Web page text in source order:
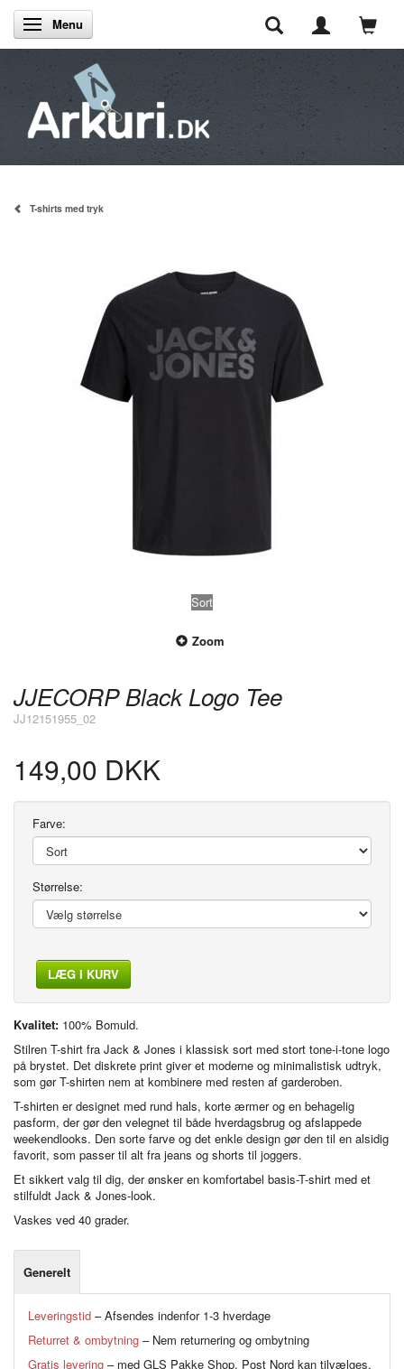
Skifte navigation
Menu
T-shirts med tryk
Sort
Zoom
JJECORP Black Logo Tee
JJ12151955_02
149,00 DKK
Farve:
Størrelse:
LÆG I KURV
Kvalitet: 100% Bomuld.
Stilren T-shirt fra Jack & Jones i klassisk sort med stort tone-i-tone logo
på brystet. Det diskrete print giver et moderne og minimalistisk udtryk,
som gør T-shirten nem at kombinere med resten af garderoben.
T-shirten er designet med rund hals, korte ærmer og en behagelig
pasform, der gør den velegnet til både hverdagsbrug og afslappede
weekendlooks. Den sorte farve og det enkle design gør den til en alsidig
favorit, som passer til alt fra jeans og shorts til joggers.
Et sikkert valg til dig, der ønsker en komfortabel basis-T-shirt med et
stilfuldt Jack & Jones-look.
Vaskes ved 40 grader.
Generelt
Leveringstid – Afsendes indenfor 1-3 hverdage
Returret & ombytning – Nem returnering og ombytning
Gratis levering – med GLS Pakke Shop. Post Nord kan tilvælges.